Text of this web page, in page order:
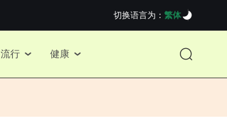
切换语言为： 繁体
流行 健康